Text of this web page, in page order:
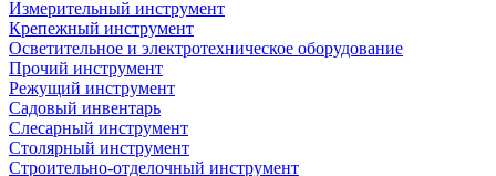
Измерительный инструмент
Крепежный инструмент
Осветительное и электротехническое оборудование
Прочий инструмент
Режущий инструмент
Садовый инвентарь
Слесарный инструмент
Столярный инструмент
Строительно-отделочный инструмент